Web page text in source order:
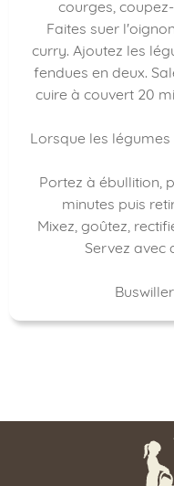
courges,
Faites suer
curry. Ajoutez les
fendues en deux.
cuire à couvert 20
Lorsque les
Portez à ébullition,
minutes puis
Mixez, goûtez,
Servez avec